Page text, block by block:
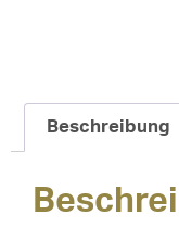
Beschreibung